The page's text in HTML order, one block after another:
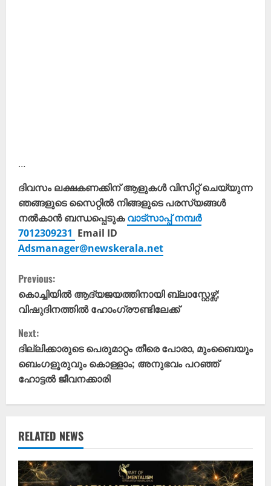
…
ദിവസം ലക്ഷകണക്കിന് ആളുകൾ വിസിറ്റ് ചെയ്യുന്ന
ഞങ്ങളുടെ സൈറ്റിൽ നിങ്ങളുടെ പരസ്യങ്ങൾ
നൽകാൻ ബന്ധപ്പെടുകവാട്സാപ്പ് നമ്പർ
7012309231 Email ID
Adsmanager@newskerala.net
C
o
n
t
i
n
u
e
R
Previous:
കൊച്ചിയിൽ ആദ്യജയത്തിനായി ബ്ലാസ്റ്റേഴ്സ്;
വിഷുദിനത്തിൽ ഹോം​ഗ്രൗണ്ടിലേക്ക്
Next:
ദില്ലിക്കാരുടെ പെരുമാറ്റം തീരെ പോരാ, മുംബൈയും
ബെം​ഗളൂരുവും കൊള്ളാം; അനുഭവം പറഞ്ഞ്
ഹോട്ടൽ ജീവനക്കാരി
RELATED NEWS